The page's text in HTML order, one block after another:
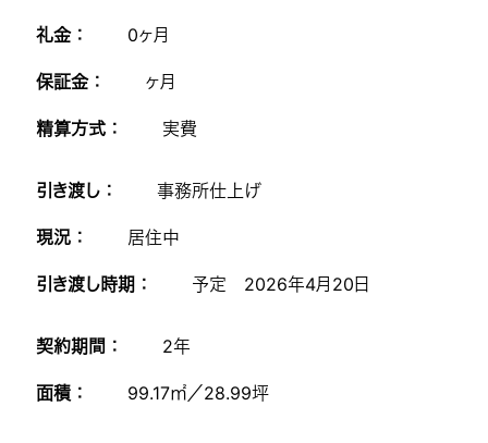
礼金 ： 0ヶ月
保証金 ： ヶ月
精算方式 ： 実費
引き渡し ： 事務所仕上げ
現況 ： 居住中
引き渡し時期 ： 予定 2026年4月20日
契約期間 ： 2年
面積 ： 99.17㎡／28.99坪